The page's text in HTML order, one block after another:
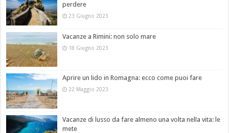
perdere
23 Giugno 2023
Vacanze a Rimini: non solo mare
18 Giugno 2023
Aprire un lido in Romagna: ecco come puoi fare
22 Maggio 2023
Vacanze di lusso da fare almeno una volta nella vita: le
mete